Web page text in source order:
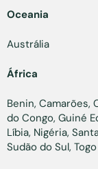
Oceania
Austrália
África
Benin, Camarões,
do Congo, Guiné
Líbia, Nigéria,
Sudão do Sul,